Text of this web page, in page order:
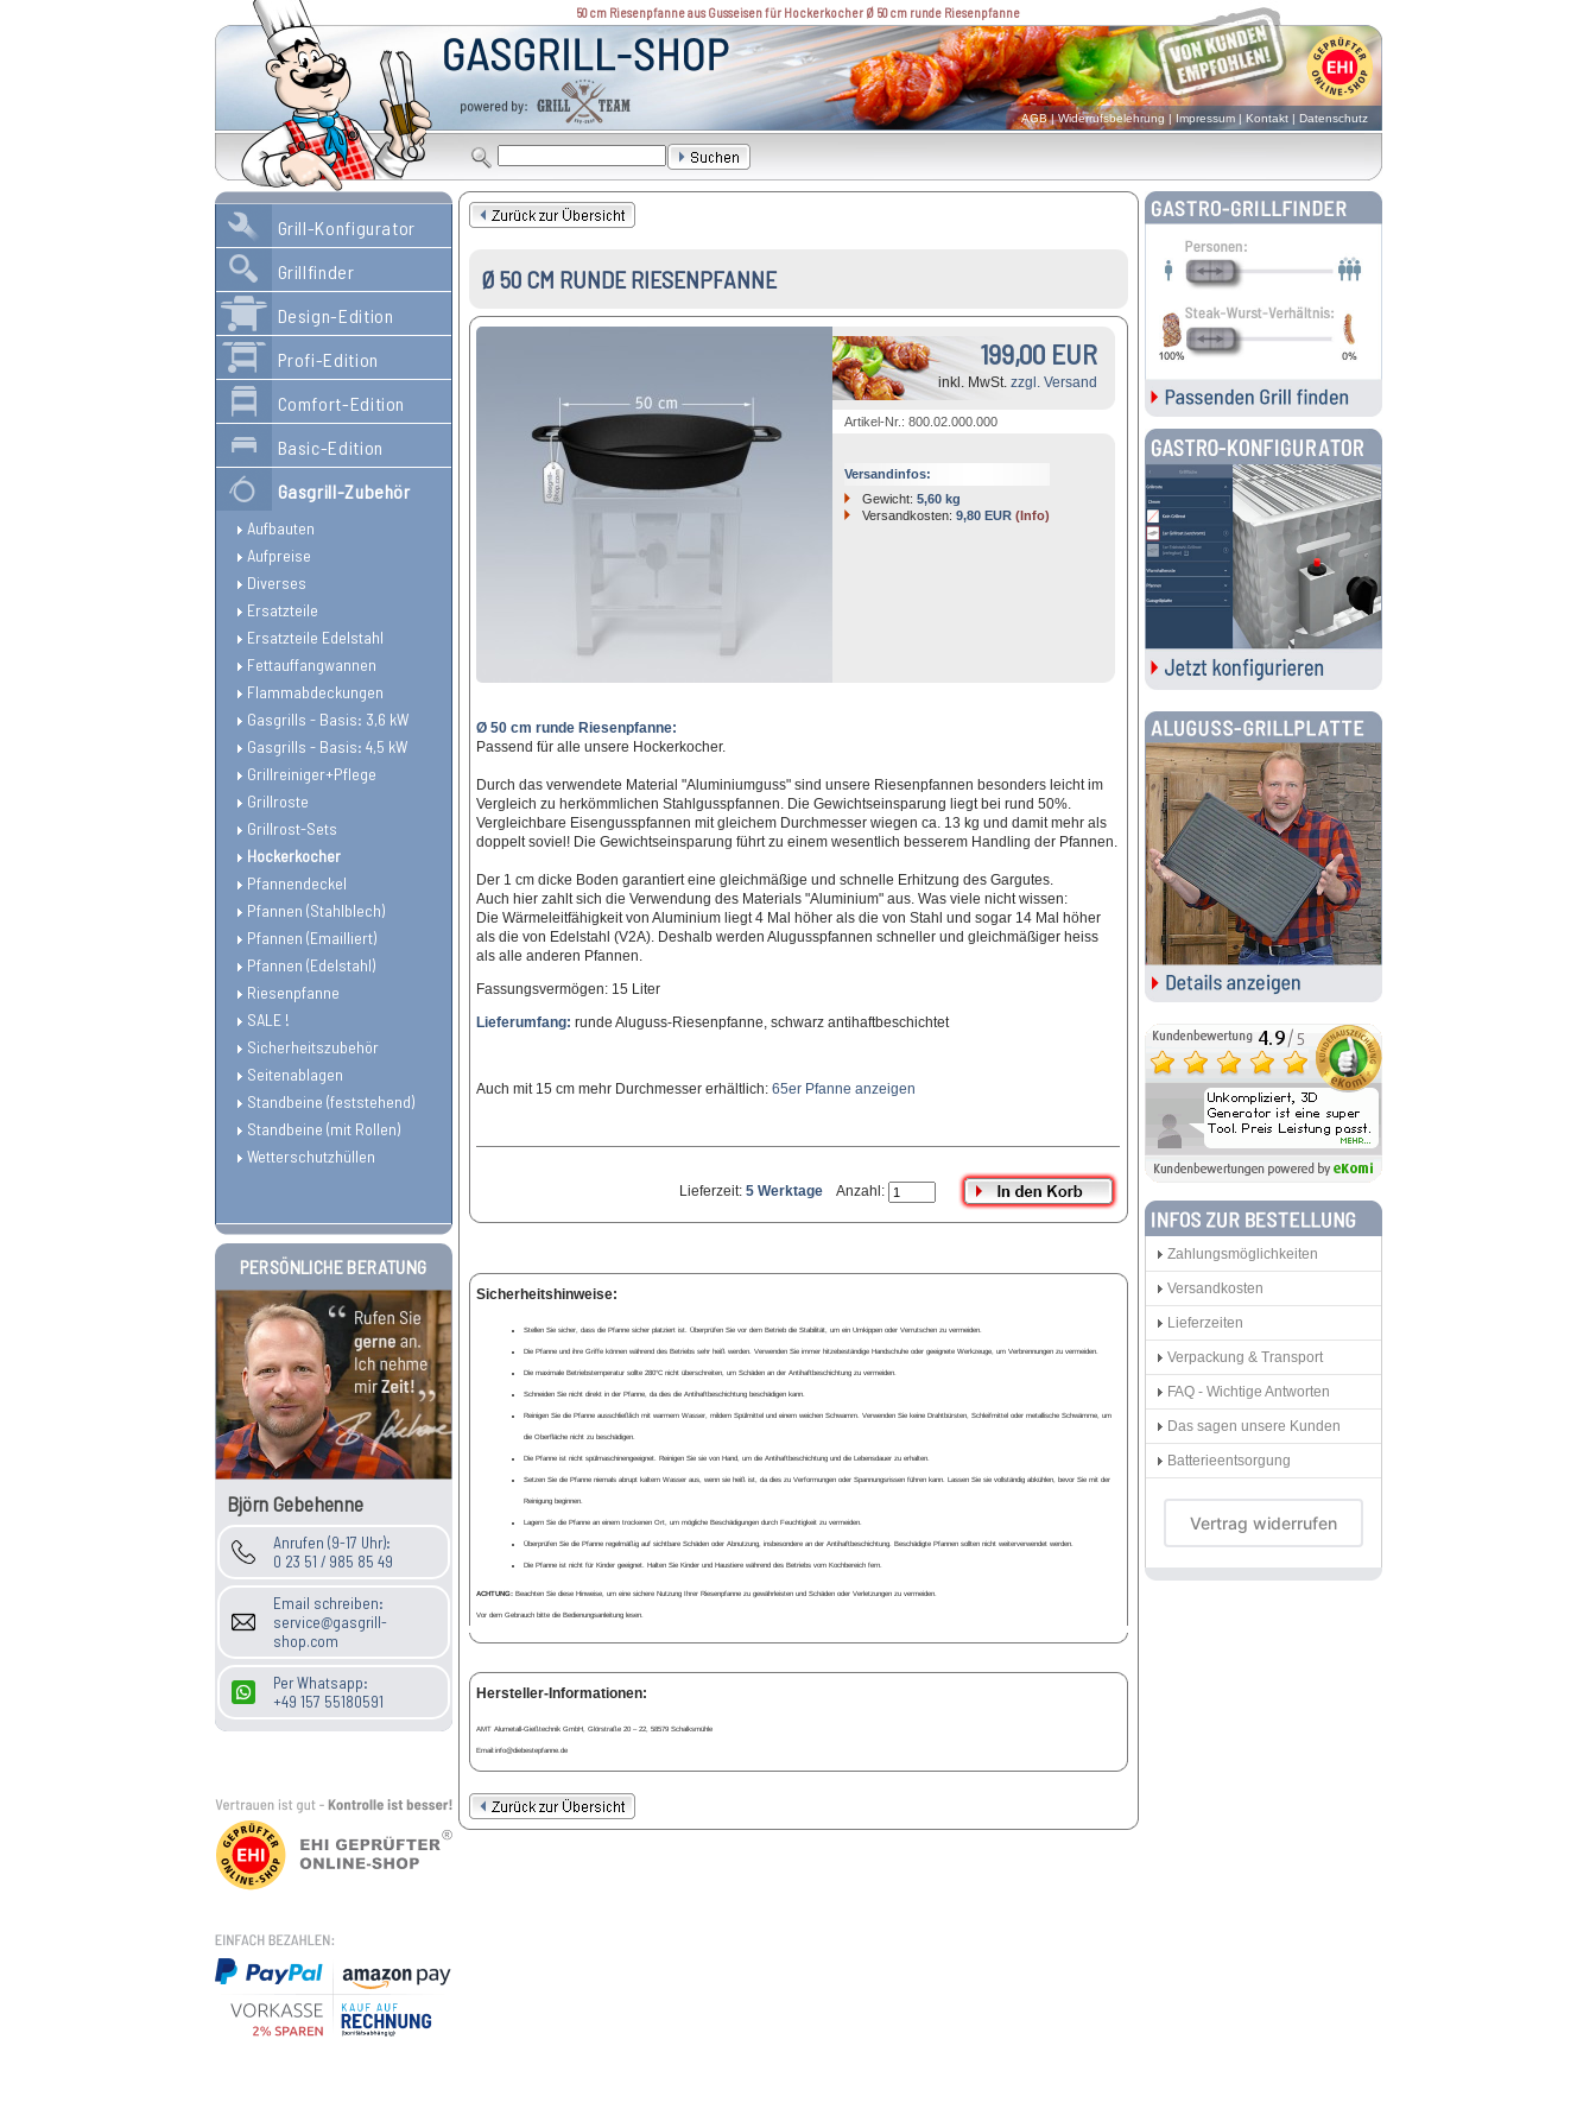
50 cm Riesenpfanne aus Gusseisen für Hockerkocher Ø 50 cm runde Riesenpfanne
AGB|Widerrufsbelehrung | Impressum| Kontakt| Datenschutz
Grill-Konfigurator
Grillfinder
Design-Edition
Profi-Edition
Comfort-Edition
Basic-Edition
Gasgrill-Zubehör
Aufbauten
Aufpreise
Diverses
Ersatzteile
Ersatzteile Edelstahl
Fettauffangwannen
Flammabdeckungen
Gasgrills - Basis: 3,6 kW
Gasgrills - Basis: 4,5 kW
Grillreiniger+Pflege
Grillroste
Grillrost-Sets
Hockerkocher
Pfannendeckel
Pfannen (Stahlblech)
Pfannen (Emailliert)
Pfannen (Edelstahl)
Riesenpfanne
SALE !
Sicherheitszubehör
Seitenablagen
Standbeine (feststehend)
Standbeine (mit Rollen)
Wetterschutzhüllen
PERSÖNLICHE BERATUNG
Björn Gebehenne
Anrufen (9-17 Uhr):
0 23 51 / 985 85 49
Email schreiben:
service@gasgrill-
shop.com
Per Whatsapp:
+49 157 55180591
Ø 50 CM RUNDE RIESENPFANNE
199,00 EUR
inkl. MwSt. zzgl. Versand
Artikel-Nr.: 800.02.000.000
Versandinfos:
Gewicht: 5,60 kg
Versandkosten: 9,80 EUR (Info)
Ø 50 cm runde Riesenpfanne:
Passend für alle unsere Hockerkocher.
Durch das verwendete Material "Aluminiumguss" sind unsere Riesenpfannen besonders leicht im
Vergleich zu herkömmlichen Stahlgusspfannen. Die Gewichtseinsparung liegt bei rund 50%.
Vergleichbare Eisengusspfannen mit gleichem Durchmesser wiegen ca. 13 kg und damit mehr als
doppelt soviel! Die Gewichtseinsparung führt zu einem wesentlich besserem Handling der Pfannen.
Der 1 cm dicke Boden garantiert eine gleichmäßige und schnelle Erhitzung des Gargutes.
Auch hier zahlt sich die Verwendung des Materials "Aluminium" aus. Was viele nicht wissen:
Die Wärmeleitfähigkeit von Aluminium liegt 4 Mal höher als die von Stahl und sogar 14 Mal höher
als die von Edelstahl (V2A). Deshalb werden Alugusspfannen schneller und gleichmäßiger heiss
als alle anderen Pfannen.
Fassungsvermögen: 15 Liter
Lieferumfang: runde Aluguss-Riesenpfanne, schwarz antihaftbeschichtet
Auch mit 15 cm mehr Durchmesser erhältlich: 65er Pfanne anzeigen
Lieferzeit: 5 WerktageAnzahl:
Sicherheitshinweise:
Stellen Sie sicher, dass die Pfanne sicher platziert ist. Überprüfen Sie vor dem Betrieb die Stabilität, um ein Umkippen oder Verrutschen zu vermeiden.
Die Pfanne und ihre Griffe können während des Betriebs sehr heiß werden. Verwenden Sie immer hitzebeständige Handschuhe oder geeignete Werkzeuge, um Verbrennungen zu vermeiden.
Die maximale Betriebstemperatur sollte 280°C nicht überschreiten, um Schäden an der Antihaftbeschichtung zu vermeiden.
Schneiden Sie nicht direkt in der Pfanne, da dies die Antihaftbeschichtung beschädigen kann.
Reinigen Sie die Pfanne ausschließlich mit warmem Wasser, mildem Spülmittel und einem weichen Schwamm. Verwenden Sie keine Drahtbürsten, Schleifmittel oder metallische Schwämme, um
die Oberfläche nicht zu beschädigen.
Die Pfanne ist nicht spülmaschinengeeignet. Reinigen Sie sie von Hand, um die Antihaftbeschichtung und die Lebensdauer zu erhalten.
Setzen Sie die Pfanne niemals abrupt kaltem Wasser aus, wenn sie heiß ist, da dies zu Verformungen oder Spannungsrissen führen kann. Lassen Sie sie vollständig abkühlen, bevor Sie mit der
Reinigung beginnen.
Lagern Sie die Pfanne an einem trockenen Ort, um mögliche Beschädigungen durch Feuchtigkeit zu vermeiden.
Überprüfen Sie die Pfanne regelmäßig auf sichtbare Schäden oder Abnutzung, insbesondere an der Antihaftbeschichtung. Beschädigte Pfannen sollten nicht weiterverwendet werden.
Die Pfanne ist nicht für Kinder geeignet. Halten Sie Kinder und Haustiere während des Betriebs vom Kochbereich fern.
ACHTUNG:Beachten Sie diese Hinweise, um eine sichere Nutzung Ihrer Riesenpfanne zu gewährleisten und Schäden oder Verletzungen zu vermeiden.
Vor dem Gebrauch bitte die Bedienungsanleitung lesen.
Hersteller-Informationen:
AMT Alumetall-Gießtechnik GmbH, Glörstraße 20 – 22, 58579 Schalksmühle
Email:info@diebestepfanne.de
Zahlungsmöglichkeiten
Versandkosten
Lieferzeiten
Verpackung & Transport
FAQ - Wichtige Antworten
Das sagen unsere Kunden
Batterieentsorgung
Vertrag widerrufen